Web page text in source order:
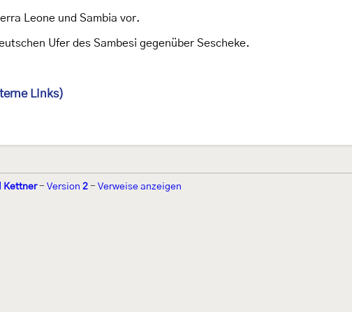
Leone und Sambia vor.
Ufer des Sambesi gegenüber Sescheke.
Links)
Kettner- Version 2 - Verweise anzeigen